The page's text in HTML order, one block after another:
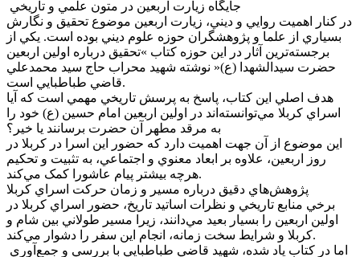
جايگاه زيارت اربعين در متون علمي و تاريخي
در کنار اهميت روايي و ديني، زيارت اربعين موضوع تحقيق و نگارش
بسياري از علما و پژوهشگران حوزه علوم ديني بوده است. يکي از
برجسته‌ترين آثار در اين حوزه کتاب »تحقيق درباره اولين اربعين
حضرت سيدالشهدا (ع)« نوشته شهيد محراب حاج سيد محمدعلي
قاضي طباطبايي است.
هدف اصلي اين کتاب، پاسخ به پرسش تاريخي مهمي است که آيا
اسراي کربلا مي‌توانسته‌اند در اولين اربعين امام حسين (ع) خود را
به مرقد مطهر آن حضرت برسانند يا خير؟
اين موضوع از آن جهت اهميت دارد که حضور اين اسرا در کربلا در
روز اربعين، علاوه بر ابعاد معنوي و اجتماعي، به تثبيت و تحکيم
هرچه بيشتر پيام عاشورا کمک مي‌کند.
پژوهش‌هاي دقيق درباره مسير و زمان حرکت اسراي کربلا
برخي منابع تاريخي و نظرات اساتيد تاريخ، حضور اسراي کربلا در
اولين اربعين را بسيار بعيد مي‌دانند، زيرا مسير طولاني بين شام و
کربلا و شرايط سخت زمانه، انجام اين سفر را دشوار مي‌کند.